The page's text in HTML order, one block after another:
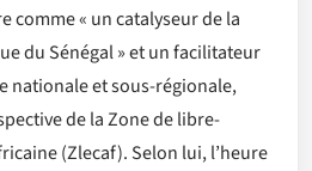
comme « un catalyseur de la
du Sénégal » et un facilitateur
nationale et sous-régionale,
de la Zone de libre-
(Zlecaf). Selon lui, l’heure